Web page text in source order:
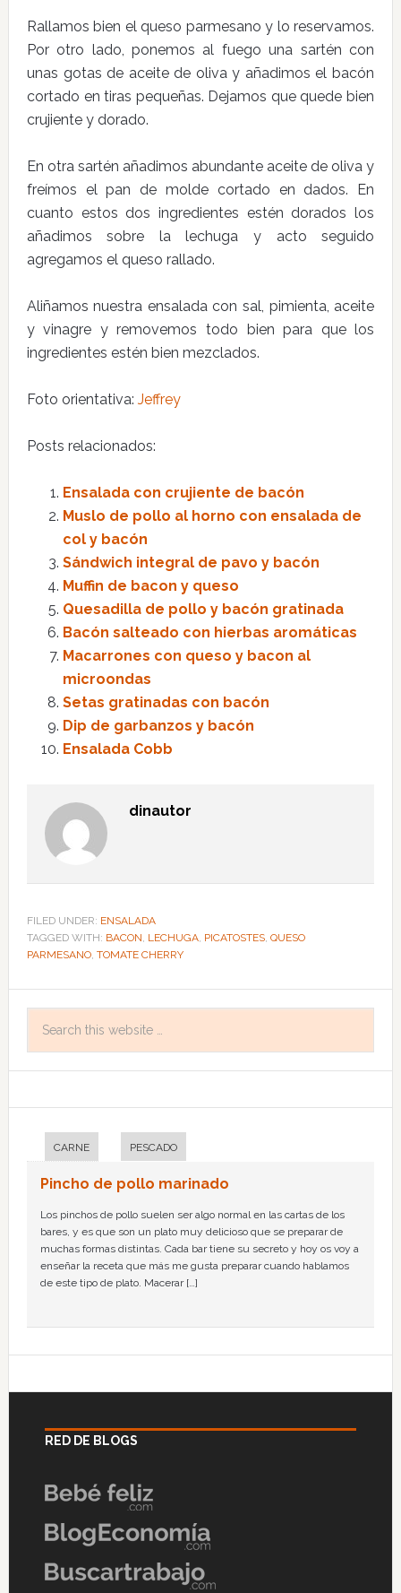
Rallamos bien el queso parmesano y lo reservamos.
Por otro lado, ponemos al fuego una sartén con
unas gotas de aceite de oliva y añadimos el bacón
cortado en tiras pequeñas. Dejamos que quede bien
crujiente y dorado.
En otra sartén añadimos abundante aceite de oliva y
freímos el pan de molde cortado en dados. En
cuanto estos dos ingredientes estén dorados los
añadimos sobre la lechuga y acto seguido
agregamos el queso rallado.
Aliñamos nuestra ensalada con sal, pimienta, aceite
y vinagre y removemos todo bien para que los
ingredientes estén bien mezclados.
Foto orientativa: Jeffrey
Posts relacionados:
Ensalada con crujiente de bacón
Muslo de pollo al horno con ensalada de
col y bacón
Sándwich integral de pavo y bacón
Muffin de bacon y queso
Quesadilla de pollo y bacón gratinada
Bacón salteado con hierbas aromáticas
Macarrones con queso y bacon al
microondas
Setas gratinadas con bacón
Dip de garbanzos y bacón
Ensalada Cobb
dinautor
FILED UNDER: ENSALADA
TAGGED WITH: BACON, LECHUGA, PICATOSTES, QUESO
PARMESANO, TOMATE CHERRY
CARNE PESCADO
Pincho de pollo marinado
Los pinchos de pollo suelen ser algo normal en las cartas de los
bares, y es que son un plato muy delicioso que se preparar de
muchas formas distintas. Cada bar tiene su secreto y hoy os voy a
enseñar la receta que más me gusta preparar cuando hablamos
de este tipo de plato. Macerar […]
RED DE BLOGS